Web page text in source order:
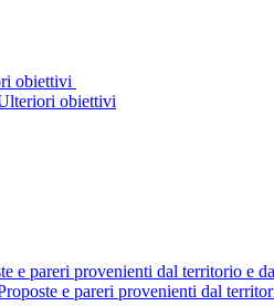
obiettivi
obiettivi
e pareri provenienti dal territorio e
e pareri provenienti dal